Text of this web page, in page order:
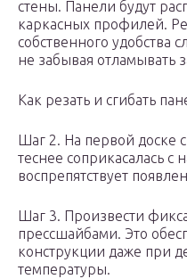
стены. Панели будут
каркасных профилей.
собственного удобства
не забывая отламывать
Как резать и сгибать
Шаг 2. На первой доске
теснее соприкасалась с
воспрепятствует
Шаг 3. Произвести
прессшайбами. Это
конструкции даже при
температуры.